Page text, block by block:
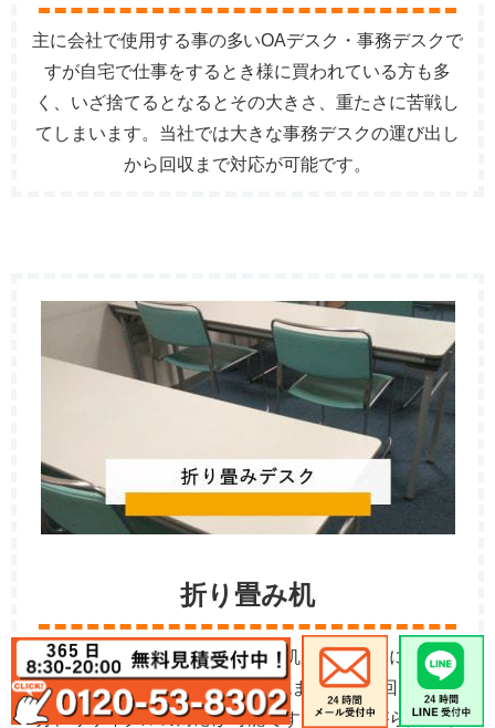
主に会社で使用する事の多いOAデスク・事務デスクで
すが自宅で仕事をするとき様に買われている方も多
く、いざ捨てるとなるとその大きさ、重たさに苦戦し
てしまいます。当社では大きな事務デスクの運び出し
から回収まで対応が可能です。
折り畳み机
写真にあるような長い折り畳み机から、自宅に有るよ
うな簡易的な小さい折り畳み机まで何でも回収、処
分、リサイクルの対応が可能です。残念ながら買取り